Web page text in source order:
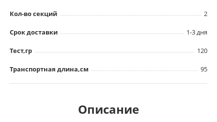
Кол-во секций 2
Срок доставки 1-3 дня
Тест,гр 120
Транспортная длина,см 95
Описание